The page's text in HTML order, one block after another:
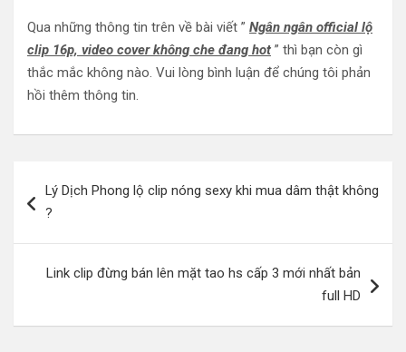
Qua những thông tin trên về bài viết ” Ngân ngân official lộ
clip 16p, video cover không che đang hot ” thì bạn còn gì
thắc mắc không nào. Vui lòng bình luận để chúng tôi phản
hồi thêm thông tin.
hướng
viết
Lý Dịch Phong lộ clip nóng sexy khi mua dâm thật không
?
Link clip đừng bán lên mặt tao hs cấp 3 mới nhất bản
full HD